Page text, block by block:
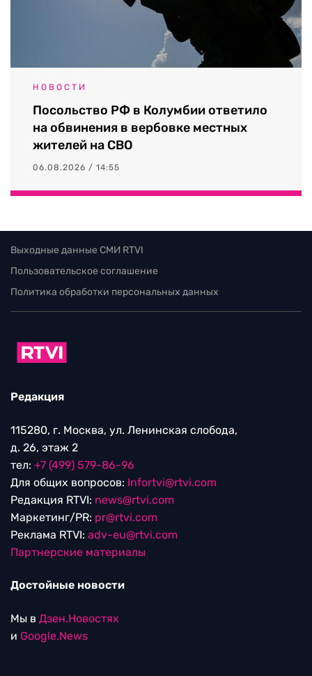
НОВОСТИ
Посольство РФ в Колумбии ответило
на обвинения в вербовке местных
жителей на СВО
06.08.2026 / 14:55
Выходные данные СМИ RTVI
Пользовательское соглашение
Политика обработки персональных данных
Редакция
115280, г. Москва, ул. Ленинская слобода,
д. 26, этаж 2
тел: +7 (499) 579-86-96
Для общих вопросов: Infortvi@rtvi.com
Редакция RTVI: news@rtvi.com
Маркетинг/PR: pr@rtvi.com
Реклама RTVI: adv-eu@rtvi.com
Партнерские материалы
Достойные новости
Мы в Дзен.Новостях
и Google.News